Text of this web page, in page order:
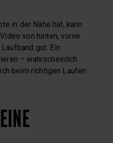
in der Nähe hat, kann
von hinten, vorne
gut. Ein
– wahrscheinlich
beim richtigen Laufen